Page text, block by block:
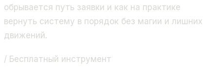
обрывается путь заявки и как на практике
вернуть систему в порядок без магии и лишних
движений.
/ Бесплатный инструмент